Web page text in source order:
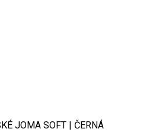
JOMA SOFT | ČERNÁ